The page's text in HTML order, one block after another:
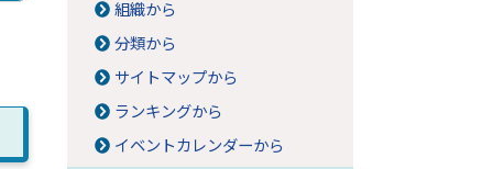
組織から
分類から
サイトマップから
ランキングから
イベントカレンダーから